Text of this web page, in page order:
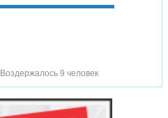
Воздержалось 9 человек